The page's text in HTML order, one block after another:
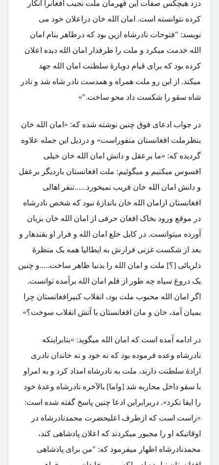
دزد هیچکس صفات این قهرمان ملت نجیب افغانرا انکار
کرده نتوانسته است. امان الله خان دراعلان خود می
نویسد: "فتوحات نادرشاه ازین بود که درظاهر بنام امان
الله خدمت میکرد و ملت را طرفدار امان الله دیده اعلان
کرده بود که برای قیام دوبارۀ سلطنت امان الله جهد
میکند. از این رو ملت همراه و همدست نادر شاه شد و نادر
شاه سقو را شکست داد محو ساخت."»
در جواب ادعای فوق چنین نوشته شده که: «امان الله خان
بنظرملت افغانستان منفوراست» و درذیل این جمله علاوه
گردیده که: «ما برعقل و دانش امان الله خان خیلی
افسوس میکنیم و میگوئیم: ملت افغانستان باردیگر برعقل
و دانش امان الله خان فریب نمیخورد......تنفر اهالی
افغانستان ازامان الله خان باندازۀ نبود که شخص نادرشاه
در موقع ورود بخاک افغان حرفی از امان الله خان بزبان
آورده میتوانست. در کابل خلع امان الله و فرار او بقندهار و
بعد از شکست غزنی فرارش به ایطالیا همه یک منظرۀ
دلربائی [؟] ملت و امان الله را بدنیا ظاهر ساخت.....و چنین
یک دروغ سیاه چه طور از قلم امان الله برآمده توانست.
اگر امان الله محبوب ملت بود، انقلاب کبیرافغانستان چرا
بمیان آمد، خان و مان افغانستان با آتش انقلاب سوخت؟»
در ادامه آمده است که امان الله میگوید: «بنابراینکه
نادرشاه وعده فرموده بود که نه خود و نه خاندان نادری
ارادۀ سلطنت دارند، ملت به نادرشاه امداد کرد و به امراو
با سقو داخل محاربه شد [واما] بالآخره نادرشاه وعدۀ خود
را ایفا نکرد». دربرابراین ادعا چنین پاسخ گفته شده است:
«راست است که ازطرف اعلیحضرت محمدنادرشاه در
اوقاتیکه او را مجبور میکردند که اعلان پادشاهی کند،
محمدنادرشاه اظهار میفرمود که: "من برای پادشاهی